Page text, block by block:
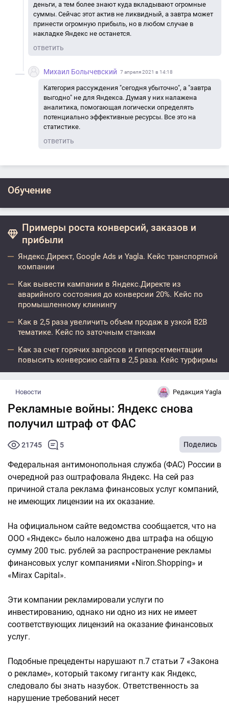
деньги, а тем более знают куда вкладывают огромные
суммы. Сейчас этот актив не ликвидный, а завтра может
принести огромную прибыль, но в любом случае в
накладке Яндекс не останется.
ответить
Михаил Болычевский 7 апреля 2021 в 14:18
Категория рассуждения "сегодня убыточно", а "завтра
выгодно" не для Яндекса. Думая у них налажена
аналитика, помогающая логически определять
потенциально эффективные ресурсы. Все это на
статистике.
ответить
Обучение
Примеры роста конверсий, заказов и
прибыли
Яндекс.Директ, Google Ads и Yagla. Кейс транспортной
компании
Как вывести кампании в Яндекс.Директе из
аварийного состояния до конверсии 20%. Кейс по
промышленному клинингу
Как в 2,5 раза увеличить объем продаж в узкой B2B
тематике. Кейс по заточным станкам
Как за счет горячих запросов и гиперсегментации
повысить конверсию сайта в 2,5 раза. Кейс турфирмы
Новости Редакция Yagla
Рекламные войны: Яндекс снова
получил штраф от ФАС
21745 5 Поделись
Федеральная антимонопольная служба (ФАС) России в
очередной раз оштрафовала Яндекс. На сей раз
причиной стала реклама финансовых услуг компаний,
не имеющих лицензии на их оказание.
На официальном сайте ведомства сообщается, что на
ООО «Яндекс» было наложено два штрафа на общую
сумму 200 тыс. рублей за распространение рекламы
финансовых услуг компаниями «Niron.Shopping» и
«Mirax Capital».
Эти компании рекламировали услуги по
инвестированию, однако ни одно из них не имеет
соответствующих лицензий на оказание финансовых
услуг.
Подобные прецеденты нарушают п.7 статьи 7 «Закона
о рекламе», который такому гиганту как Яндекс,
следовало бы знать назубок. Ответственность за
нарушение требований несет